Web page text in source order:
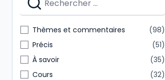
Thèmes et commentaires
98
Précis
51
À savoir
35
Cours
32